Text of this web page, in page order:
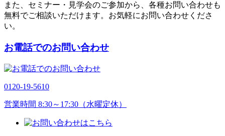
また、セミナー・見学会のご参加から、各種お問い合わせも
無料でご相談いただけます。お気軽にお問い合わせくださ
い。
お電話でのお問い合わせ
0120-19-5610
営業時間 8:30～17:30（水曜定休）